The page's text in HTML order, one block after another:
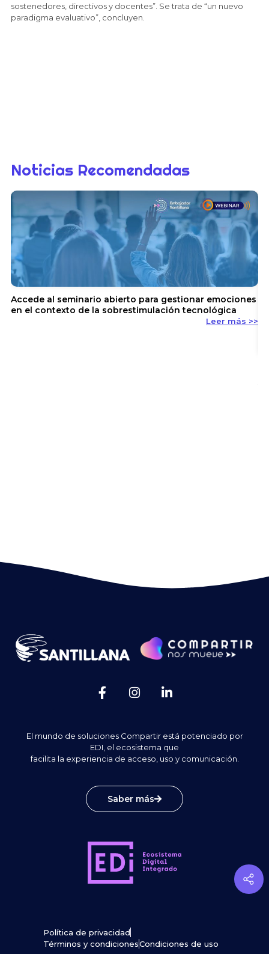
sostenedores, directivos y docentes”. Se trata de “un nuevo
paradigma evaluativo”, concluyen.
Noticias Recomendadas
Accede al seminario abierto para gestionar emociones
en el contexto de la sobrestimulación tecnológica
Leer más >>
El mundo de soluciones Compartir está potenciado por
EDI, el ecosistema que
facilita la experiencia de acceso, uso y comunicación.
Saber más
Política de privacidad
Términos y condicionesCondiciones de uso